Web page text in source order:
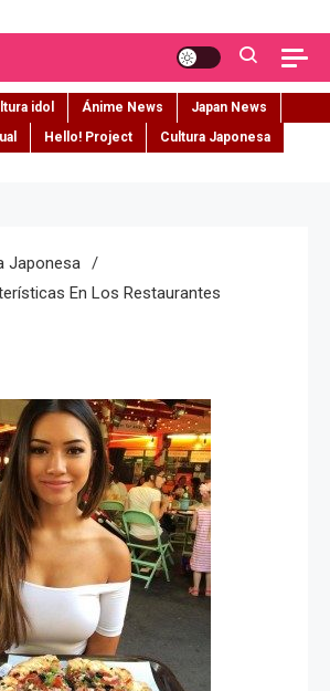
idol Ánime News
Japan News
Hello! Project
Cultura Japonesa
Japonesa
En Los Restaurantes